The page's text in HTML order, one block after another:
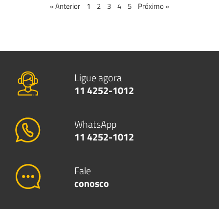
« Anterior 1 2 3 4 5 Próximo »
Ligue agora
11 4252-1012
WhatsApp
11 4252-1012
Fale
conosco